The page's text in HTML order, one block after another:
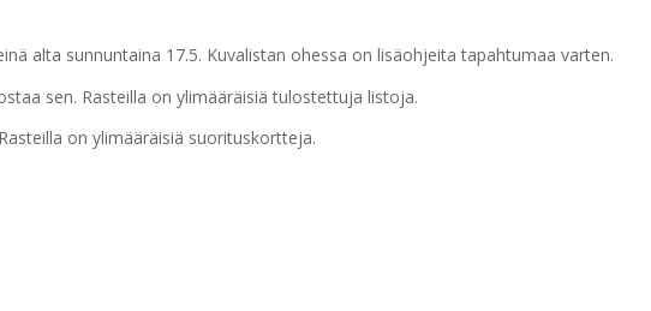
alta sunnuntaina 17.5. Kuvalistan ohessa on lisäohjeita tapahtumaa varten.
sen. Rasteilla on ylimääräisiä tulostettuja listoja.
on ylimääräisiä suorituskortteja.